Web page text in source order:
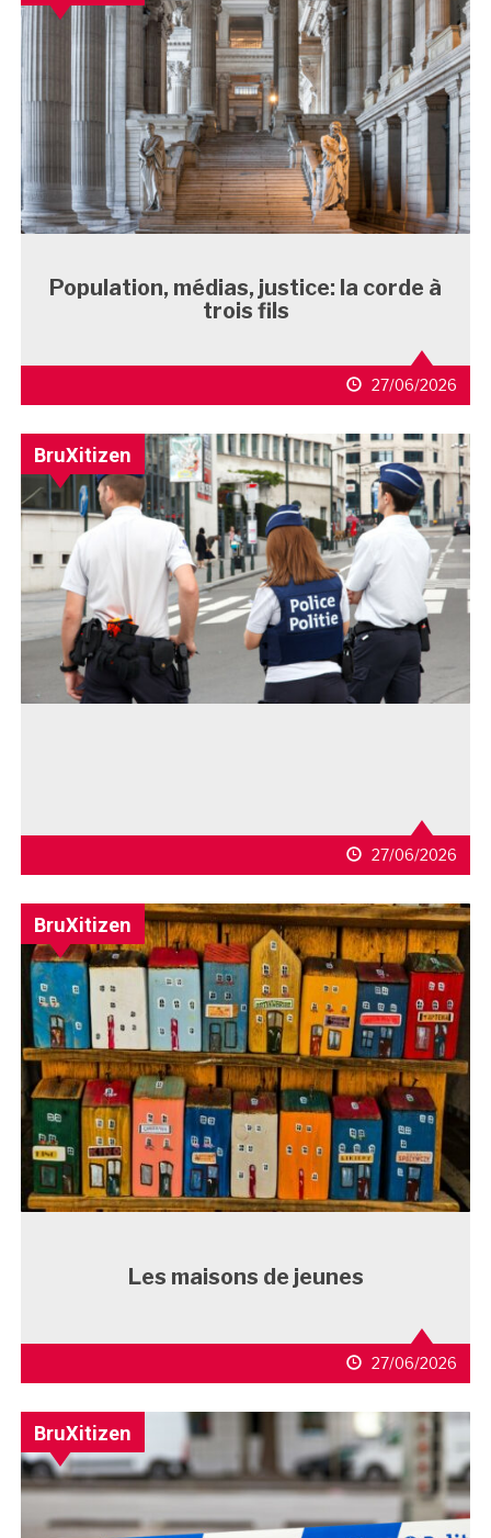
Population, médias, justice: la corde à
trois fils
27/06/2026
BruXitizen
27/06/2026
BruXitizen
Les maisons de jeunes
27/06/2026
BruXitizen